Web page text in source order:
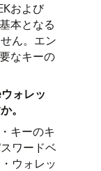
および
本となる
ん。エン
なキーの
ォレッ
。
キーのキ
ワードベ
ウォレッ